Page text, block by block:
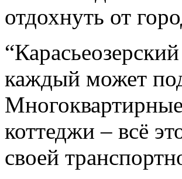
отдохнуть от
каждый может
коттеджи – всё
своей